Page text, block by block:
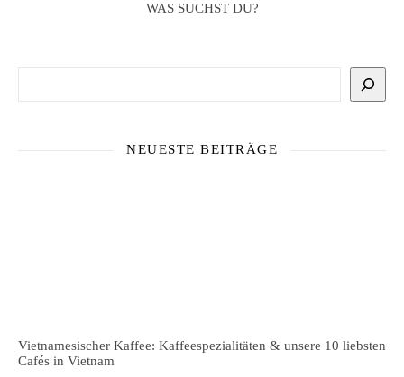
WAS SUCHST DU?
NEUESTE BEITRÄGE
Vietnamesischer Kaffee: Kaffeespezialitäten & unsere 10 liebsten
Cafés in Vietnam